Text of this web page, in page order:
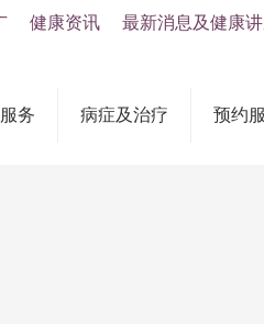
务 病症及治疗 预约
健康资讯 最新消息及健康